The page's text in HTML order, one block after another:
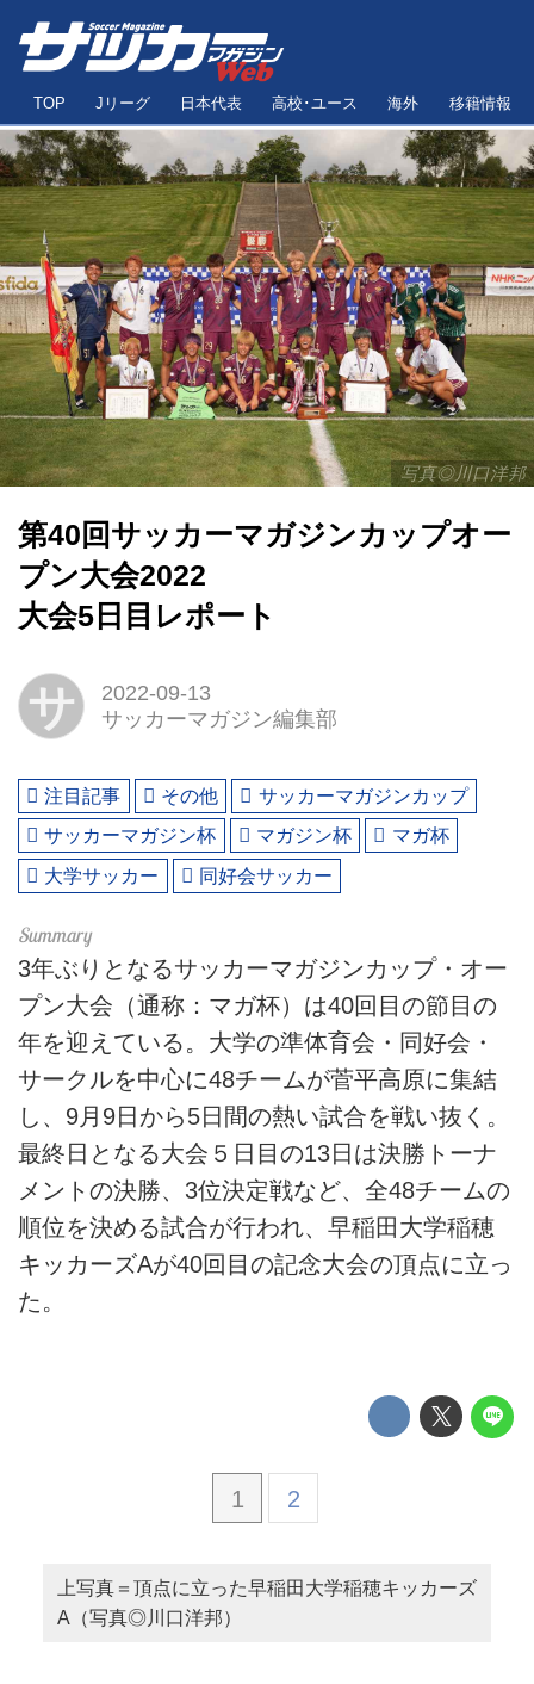
TOP Jリーグ 日本代表 高校･ユース 海外 移籍情報
写真◎川口洋邦
第40回サッカーマガジンカップオー
プン大会2022
大会5日目レポート
サ
2022-09-13
サッカーマガジン編集部
注目記事 その他
サッカーマガジンカップ
サッカーマガジン杯
マガジン杯
マガ杯
大学サッカー
同好会サッカー
3年ぶりとなるサッカーマガジンカップ・オー
プン大会（通称：マガ杯）は40回目の節目の
年を迎えている。大学の準体育会・同好会・
サークルを中心に48チームが菅平高原に集結
し、9月9日から5日間の熱い試合を戦い抜く。
最終日となる大会５日目の13日は決勝トーナ
メントの決勝、3位決定戦など、全48チームの
順位を決める試合が行われ、早稲田大学稲穂
キッカーズAが40回目の記念大会の頂点に立っ
た。
1 2
上写真＝頂点に立った早稲田大学稲穂キッカーズ
A（写真◎川口洋邦）